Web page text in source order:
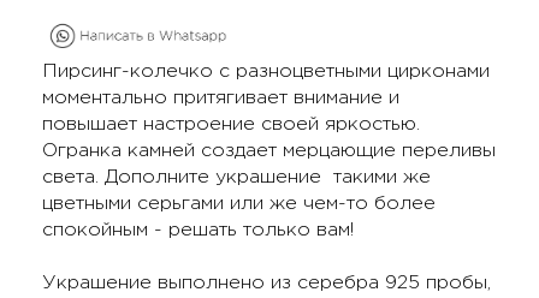
Пирсинг-колечко с разноцветными цирконами
моментально притягивает внимание и
повышает настроение своей яркостью.
Огранка камней создает мерцающие переливы
света. Дополните украшение такими же
цветными серьгами или же чем-то более
спокойным - решать только вам!
Украшение выполнено из серебра 925 пробы,